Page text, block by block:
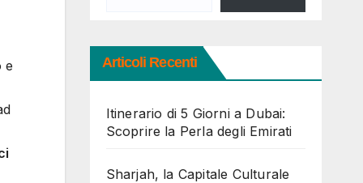
e Articoli Recenti
Itinerario di 5 Giorni a Dubai:
Scoprire la Perla degli Emirati
Sharjah, la Capitale Culturale